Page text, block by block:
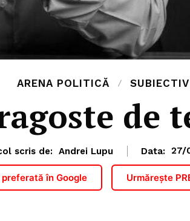
ARENA POLITICĂ SUBIECTIV
de
scris de: Andrei Lupu Data: 27/
în Google Urmărește